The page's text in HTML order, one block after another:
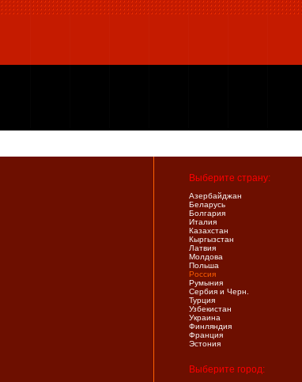
Выберите страну:
Азербайджан
Беларусь
Болгария
Италия
Казахстан
Кыргызстан
Латвия
Молдова
Польша
Россия
Румыния
Сербия и Черн.
Турция
Узбекистан
Украина
Финляндия
Франция
Эстония
Выберите город: